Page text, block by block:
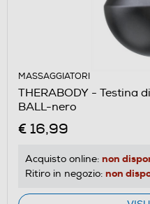
MASSAGGIATORI
THERABODY - Testina
BALL-nero
€ 16,99
Acquisto online: non
Ritiro in negozio: non